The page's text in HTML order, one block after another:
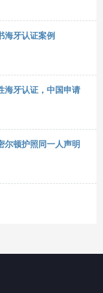
海牙认证案例
海牙认证，中国申请
尔顿护照同一人声明